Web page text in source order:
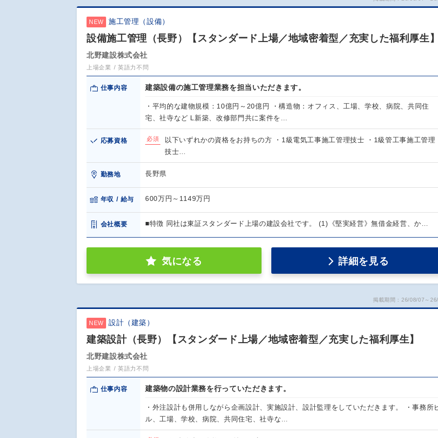
NEW 施工管理（設備）
設備施工管理（長野）【スタンダード上場／地域密着型／充実した福利厚生
北野建設株式会社
上場企業 英語力不問
仕事内容 建築設備の施工管理業務を担当いただきます。
・平均的な建物規模：10億円～20億円 ・構造物：オフィス、工場、学校、病院、共同住
宅、社寺など L新築、改修部門共に案件を…
応募資格 必須
以下いずれかの資格をお持ちの方 ・1級電気工事施工管理技士 ・1級管工事施工管理
技士…
勤務地 長野県
年収 / 給与 600万円～1149万円
会社概要 ■特徴 同社は東証スタンダード上場の建設会社です。 (1)《堅実経営》無借金経営、か…
気になる 詳細を見る
掲載期間：26/08/07～
NEW 設計（建築）
建築設計（長野）【スタンダード上場／地域密着型／充実した福利厚生】
北野建設株式会社
上場企業 英語力不問
仕事内容 建築物の設計業務を行っていただきます。
・外注設計も併用しながら企画設計、実施設計、設計監理をしていただきます。 ・事務所
ル、工場、学校、病院、共同住宅、社寺な…